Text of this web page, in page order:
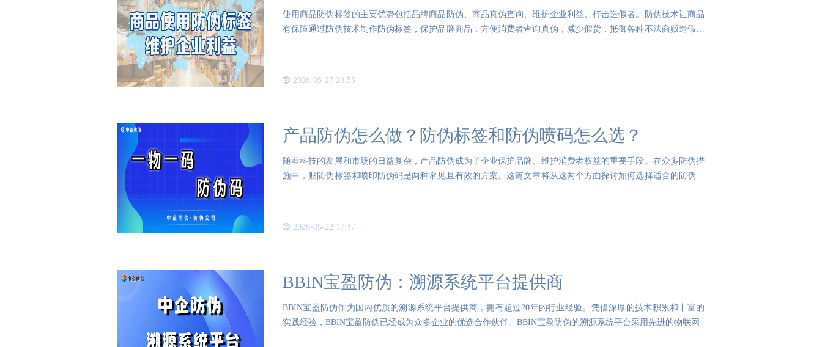
使用商品防伪标签的主要优势包括品牌商品防伪、商品真伪查询、维护企业利益、打击造假者。防伪技术让商品
有保障通过防伪技术制作防伪标签，保护品牌商品，方便消费者查询真伪，减少假货，抵御各种不法商贩造假。
2026-05-27 20:55
产品防伪怎么做？防伪标签和防伪喷码怎么选？
随着科技的发展和市场的日益复杂，产品防伪成为了企业保护品牌、维护消费者权益的重要手段。在众多防伪措
施中，贴防伪标签和喷印防伪码是两种常见且有效的方案。这篇文章将从这两个方面探讨如何选择适合的防伪策
2026-05-22 17:47
BBIN宝盈防伪：溯源系统平台提供商
BBIN宝盈防伪作为国内优质的溯源系统平台提供商，拥有超过20年的行业经验。凭借深厚的技术积累和丰富的
实践经验，BBIN宝盈防伪已经成为众多企业的优选合作伙伴。BBIN宝盈防伪的溯源系统平台采用先进的物联网